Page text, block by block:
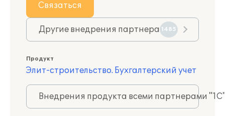
Связаться
Другие внедрения партнера 1485
Продукт
Элит-строительство. Бухгалтерский учет
Внедрения продукта всеми партнерами